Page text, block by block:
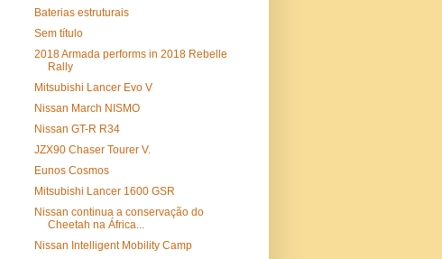
Baterias estruturais
Sem título
2018 Armada performs in 2018 Rebelle
Rally
Mitsubishi Lancer Evo V
Nissan March NISMO
Nissan GT-R R34
JZX90 Chaser Tourer V.
Eunos Cosmos
Mitsubishi Lancer 1600 GSR
Nissan continua a conservação do
Cheetah na África...
Nissan Intelligent Mobility Camp